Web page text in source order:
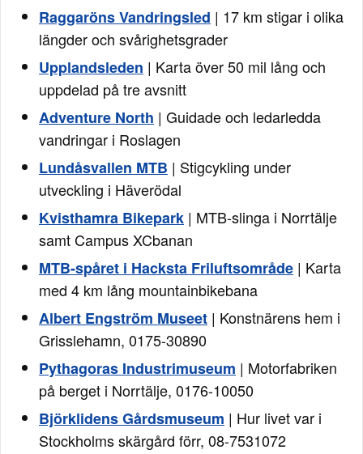
Raggaröns Vandringsled | 17 km stigar i olika
längder och svårighetsgrader
Upplandsleden | Karta över 50 mil lång och
uppdelad på tre avsnitt
Adventure North | Guidade och ledarledda
vandringar i Roslagen
Lundåsvallen MTB | Stigcykling under
utveckling i Häverödal
Kvisthamra Bikepark | MTB-slinga i Norrtälje
samt Campus XCbanan
MTB-spåret i Hacksta Friluftsområde | Karta
med 4 km lång mountainbikebana
Albert Engström Museet | Konstnärens hem i
Grisslehamn, 0175-30890
Pythagoras Industrimuseum | Motorfabriken
på berget i Norrtälje, 0176-10050
Björklidens Gårdsmuseum | Hur livet var i
Stockholms skärgård förr, 08-7531072